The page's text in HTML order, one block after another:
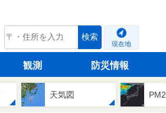
tenki.jp 検索
現在地
観測 防災情報
天気図